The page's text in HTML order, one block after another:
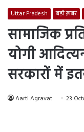
Uttar Pradesh बड़ी ख़बर
सामाजिक
योगी
सरकारों में
Aarti Agravat 23